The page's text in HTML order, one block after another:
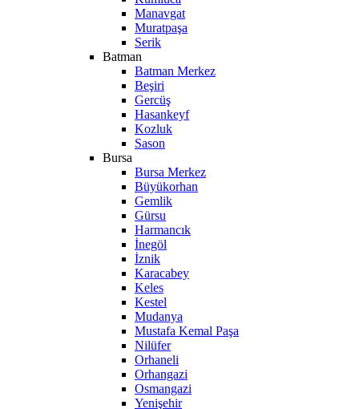
Manavgat
Muratpaşa
Serik
Batman
Batman Merkez
Beşiri
Gercüş
Hasankeyf
Kozluk
Sason
Bursa
Bursa Merkez
Büyükorhan
Gemlik
Gürsu
Harmancık
İnegöl
İznik
Karacabey
Keles
Kestel
Mudanya
Mustafa Kemal Paşa
Nilüfer
Orhaneli
Orhangazi
Osmangazi
Yenişehir